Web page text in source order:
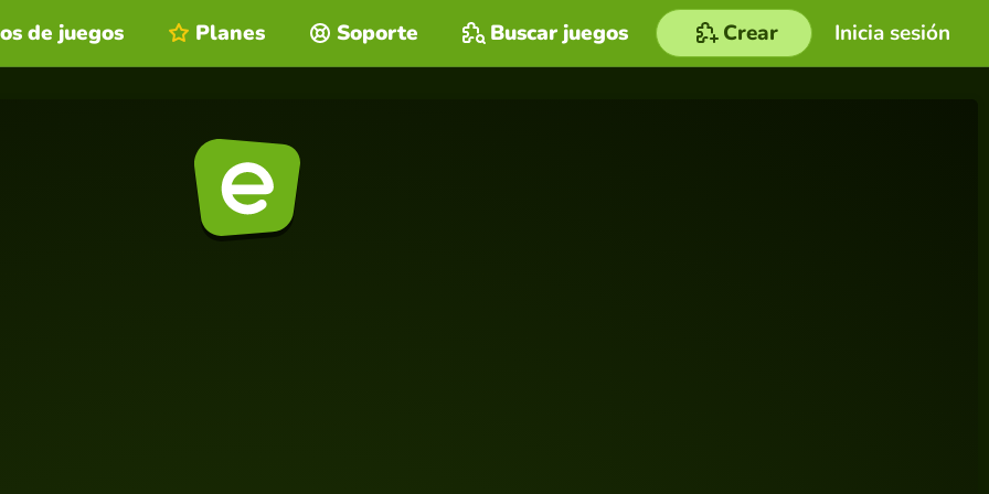
Inicia sesión
de juegos Planes Soporte Buscar juegos Crear